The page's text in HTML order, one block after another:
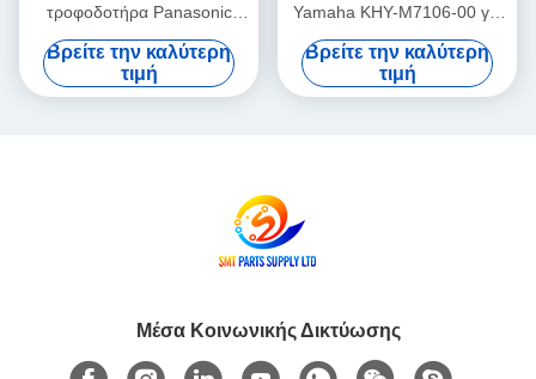
τροφοδοτήρα Panasonic
N610032084AA /
KXF0DWTHA00 (MC12CX-
5) για τροφοδοτές CM402
Βρείτε την καλύτερη
τιμή
Yamaha KHY-M7106-00 για
μηχανή επιλογής και
τοποθέτησης SMT YS12 /
YS24 / YG12F
Βρείτε την καλύτερη
τιμή
Μέσα Κοινωνικής Δικτύωσης